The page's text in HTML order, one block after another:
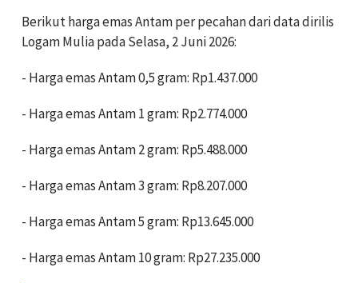
Berikut harga emas Antam per pecahan dari data dirilis
Logam Mulia pada Selasa, 2 Juni 2026:
- Harga emas Antam 0,5 gram: Rp1.437.000
- Harga emas Antam 1 gram: Rp2.774.000
- Harga emas Antam 2 gram: Rp5.488.000
- Harga emas Antam 3 gram: Rp8.207.000
- Harga emas Antam 5 gram: Rp13.645.000
- Harga emas Antam 10 gram: Rp27.235.000